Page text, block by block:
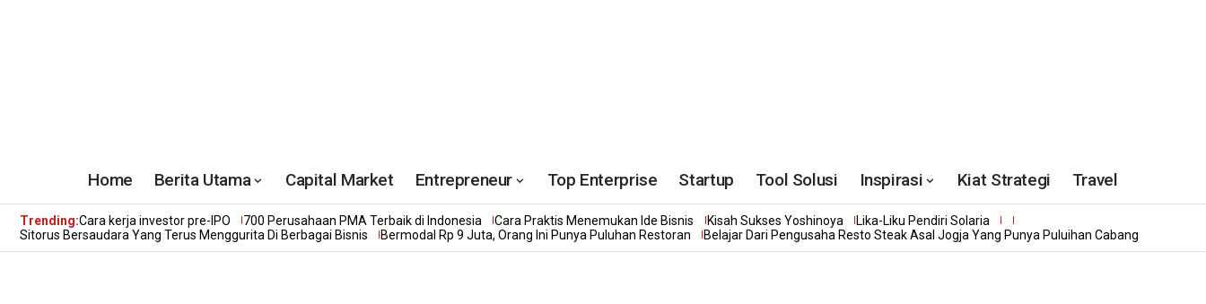
Home Berita Utama Capital Market Entrepreneur Top Enterprise Startup Tool Solusi Inspirasi Kiat Strategi Travel
Trending:Cara kerja investor pre-IPO 700 Perusahaan PMA Terbaik di Indonesia Cara Praktis Menemukan Ide Bisnis Kisah Sukses Yoshinoya
Lika-Liku Pendiri Solaria
Sitorus Bersaudara Yang Terus Menggurita Di Berbagai Bisnis
Bermodal Rp 9 Juta, Orang Ini Punya Puluhan Restoran Belajar Dari Pengusaha Resto Steak Asal Jogja Yang Punya Puluihan Cabang